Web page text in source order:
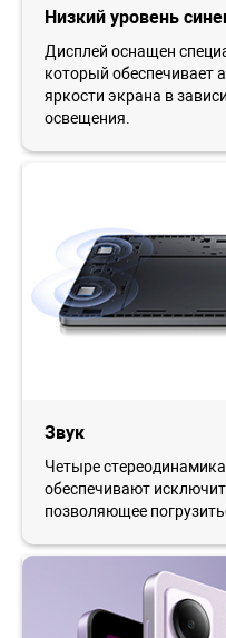
Низкий уровень
Дисплей оснащен
который обеспечивает
яркости экрана в
освещения.
Звук
Четыре
обеспечивают
позволяющее